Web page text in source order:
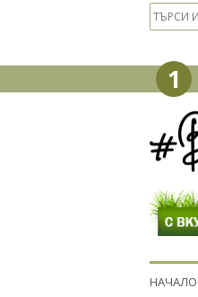
1
НАЧАЛО